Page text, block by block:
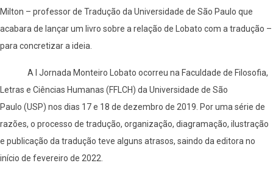
Milton – professor de Tradução da Universidade de São Paulo que
acabara de lançar um livro sobre a relação de Lobato com a tradução –
para concretizar a ideia.
A I Jornada Monteiro Lobato ocorreu na Faculdade de Filosofia,
Letras e Ciências Humanas (FFLCH) da Universidade de São
Paulo (USP) nos dias 17 e 18 de dezembro de 2019. Por uma série de
razões, o processo de tradução, organização, diagramação, ilustração
e publicação da tradução teve alguns atrasos, saindo da editora no
início de fevereiro de 2022.